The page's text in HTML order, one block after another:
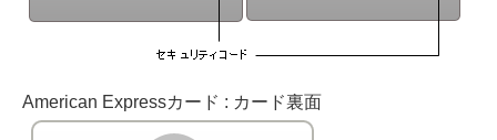
ある場合
（７） 過去に第11条（本サービス利用の一時停止及び解
除）の処分を受けたことがある場合 、又は第11条第１項
る場合
（８） 第16条（当社の知的所有権）に違反するおそれが
American Expressカード : カード裏面